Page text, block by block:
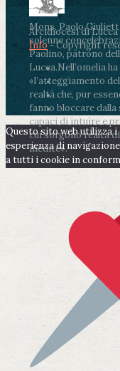
Mons. Paolo
solenne
Paolino, patrono
Lucca.Nell’omelia
«l’atteggiamento
realtà che, pur
fanno bloccare
capaci di intuire e
cui sorgono realtà
inedite».
Arcidiocesi di
Info- Copyright
Questo sito web utilizza
esperienza di
a tutti i cookie in